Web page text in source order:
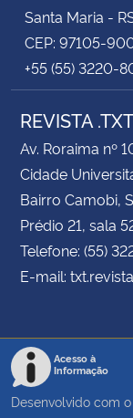
Santa Maria -
CEP: 97105-
+55 (55) 3220-
REVISTA .TXT
Av. Roraima nº
Cidade
Bairro Camobi,
Prédio 21, sala
Telefone: (55)
E-mail:
Acesso à
Informação
Desenvolvido com